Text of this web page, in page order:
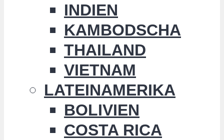
INDIEN
KAMBODSCHA
THAILAND
VIETNAM
LATEINAMERIKA
BOLIVIEN
COSTA RICA